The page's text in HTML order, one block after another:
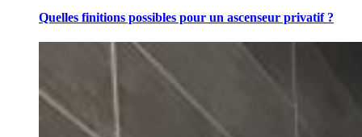
Quelles finitions possibles pour un ascenseur privatif ?